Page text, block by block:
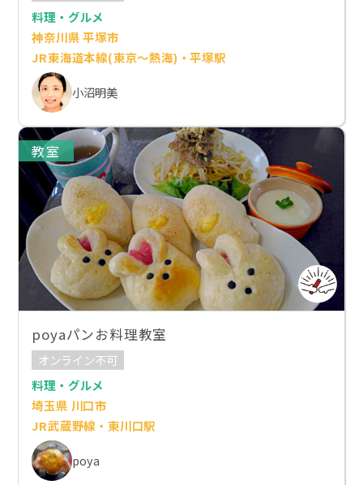
料理・グルメ
神奈川県 平塚市
JR東海道本線(東京～熱海)・平塚駅
小沼明美
教室
poyaパンお料理教室
オンライン不可
料理・グルメ
埼玉県 川口市
JR武蔵野線・東川口駅
poya